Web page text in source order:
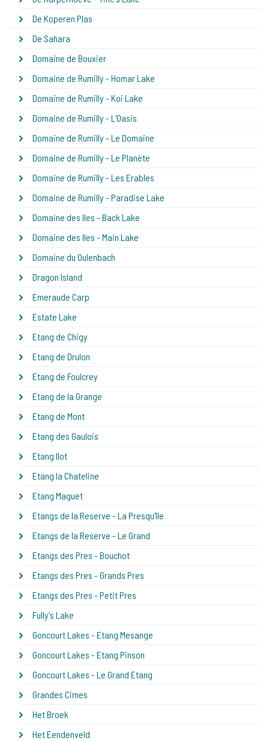
De Koperen Plas
De Sahara
Domaine de Bouxier
Domaine de Rumilly - Homar Lake
Domaine de Rumilly - Koi Lake
Domaine de Rumilly - L'Oasis
Domaine de Rumilly - Le Domaine
Domaine de Rumilly - Le Planète
Domaine de Rumilly - Les Erables
Domaine de Rumilly - Paradise Lake
Domaine des Iles - Back Lake
Domaine des Iles - Main Lake
Domaine du Oulenbach
Dragon Island
Emeraude Carp
Estate Lake
Etang de Chigy
Etang de Drulon
Etang de Foulcrey
Etang de la Grange
Etang de Mont
Etang des Gaulois
Etang Ilot
Etang la Chateline
Etang Maguet
Etangs de la Reserve - La Presqu'île
Etangs de la Reserve - Le Grand
Etangs des Pres - Bouchot
Etangs des Pres - Grands Pres
Etangs des Pres - Petit Pres
Fully's Lake
Goncourt Lakes - Etang Mesange
Goncourt Lakes - Etang Pinson
Goncourt Lakes - Le Grand Etang
Grandes Cimes
Het Broek
Het Eendenveld